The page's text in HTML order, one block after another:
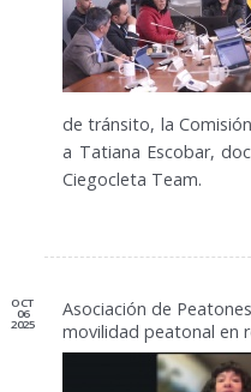
de tránsito, la
a Tatiana Escobar,
Ciegocleta Team.
OCT
06
2025
Asociación de
movilidad peatonal en